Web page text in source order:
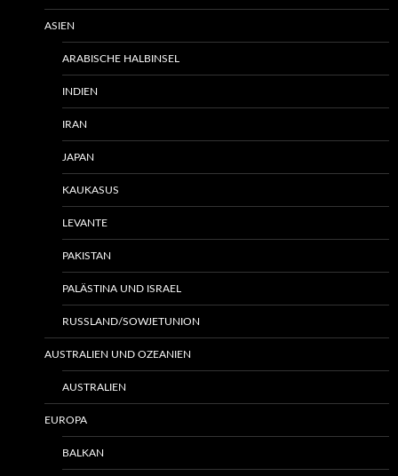
ASIEN
ARABISCHE HALBINSEL
INDIEN
IRAN
JAPAN
KAUKASUS
LEVANTE
PAKISTAN
PALÄSTINA UND ISRAEL
RUSSLAND/SOWJETUNION
AUSTRALIEN UND OZEANIEN
AUSTRALIEN
EUROPA
BALKAN